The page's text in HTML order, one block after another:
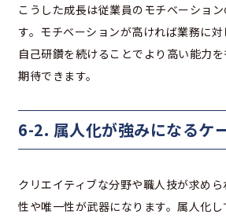
こうした成長は従業員のモチベーショ
す。モチベーションが高ければ業務に対
自己研鑽を続けることでより高い能力
期待できます。
6-2. 属人化が強みになるケ
クリエイティブな分野や職人技が求め
性や唯一性が武器になります。属人化